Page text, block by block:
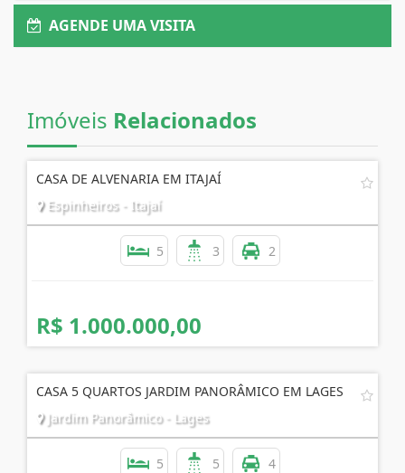
AGENDE UMA VISITA
Imóveis Relacionados
CASA DE ALVENARIA EM ITAJAÍ
Espinheiros - Itajaí
5 3 2
R$ 1.000.000,00
CASA 5 QUARTOS JARDIM PANORÂMICO EM LAGES
Jardim Panorâmico - Lages
5 5 4